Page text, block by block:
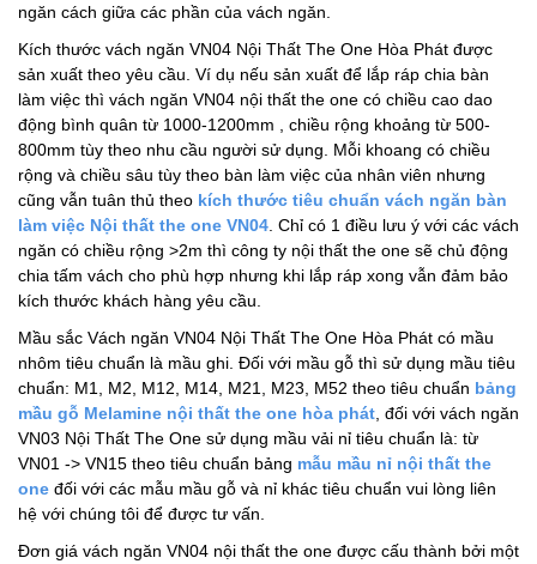
ngăn cách giữa các phần của vách ngăn.
Kích thước vách ngăn VN04 Nội Thất The One Hòa Phát được
sản xuất theo yêu cầu. Ví dụ nếu sản xuất để lắp ráp chia bàn
làm việc thì vách ngăn VN04 nội thất the one có chiều cao dao
động bình quân từ 1000-1200mm , chiều rộng khoảng từ 500-
800mm tùy theo nhu cầu người sử dụng. Mỗi khoang có chiều
rộng và chiều sâu tùy theo bàn làm việc của nhân viên nhưng
cũng vẫn tuân thủ theo kích thước tiêu chuẩn vách ngăn bàn
làm việc Nội thất the one VN04 . Chỉ có 1 điều lưu ý với các vách
ngăn có chiều rộng >2m thì công ty nội thất the one sẽ chủ động
chia tấm vách cho phù hợp nhưng khi lắp ráp xong vẫn đảm bảo
kích thước khách hàng yêu cầu.
Mầu sắc Vách ngăn VN04 Nội Thất The One Hòa Phát có mầu
nhôm tiêu chuẩn là mầu ghi. Đối với mầu gỗ thì sử dụng mầu tiêu
chuẩn: M1, M2, M12, M14, M21, M23, M52 theo tiêu chuẩn bảng
mầu gỗ Melamine nội thất the one hòa phát , đối với vách ngăn
VN03 Nội Thất The One sử dụng mầu vải nỉ tiêu chuẩn là: từ
VN01 -> VN15 theo tiêu chuẩn bảng mẫu mầu nỉ nội thất the
one đối với các mẫu mầu gỗ và nỉ khác tiêu chuẩn vui lòng liên
hệ với chúng tôi để được tư vấn.
Đơn giá vách ngăn VN04 nội thất the one được cấu thành bởi một